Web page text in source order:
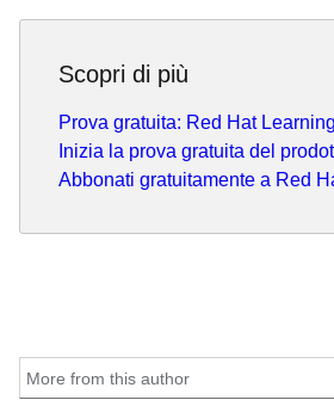
Scopri di più
Prova gratuita: Red Hat
Inizia la prova gratuita del
Abbonati gratuitamente a Red